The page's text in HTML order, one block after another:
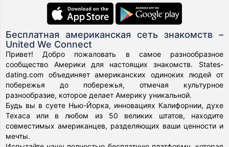
Бесплатная американская сеть знакомств –
United We Connect
Привет! Добро пожаловать в самое разнообразное
сообщество Америки для настоящих знакомств. States-
dating.com объединяет американских одиноких людей от
побережья до побережья, отмечая культурное
разнообразие, которое делает Америку уникальной.
Будь вы в суете Нью-Йорка, инновациях Калифорнии, духе
Техаса или в любом из 50 великих штатов, находите
совместимых американцев, разделяющих ваши ценности и
мечты.